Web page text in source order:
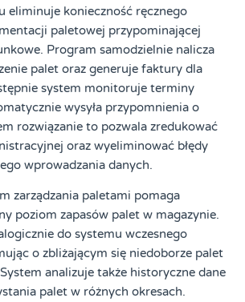
eliminuje konieczność ręcznego
paletowej przypominającej
Program samodzielnie nalicza
palet oraz generuje faktury dla
system monitoruje terminy
wysyła przypomnienia o
rozwiązanie to pozwala zredukować
oraz wyeliminować błędy
wprowadzania danych.
zarządzania paletami pomaga
poziom zapasów palet w magazynie.
do systemu wczesnego
o zbliżającym się niedoborze palet
analizuje także historyczne dane
palet w różnych okresach.